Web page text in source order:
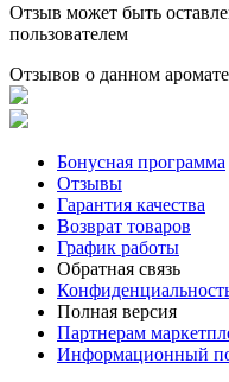
Отзыв может быть
пользователем
Отзывов о данном
Бонусная программа
Отзывы
Гарантия качества
Возврат товаров
График работы
Обратная связь
Полная версия
Партнерам
Информационный